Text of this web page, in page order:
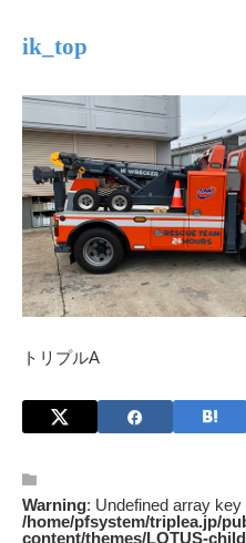
ik_top
トリプルA
Warning: Undefined array
/home/pfsystem/triplea.jp/
content/themes/LOTUS-